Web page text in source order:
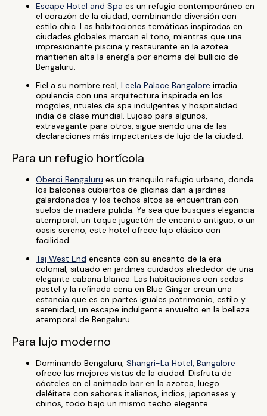
Escape Hotel and Spa es un refugio contemporáneo en
el corazón de la ciudad, combinando diversión con
estilo chic. Las habitaciones temáticas inspiradas en
ciudades globales marcan el tono, mientras que una
impresionante piscina y restaurante en la azotea
mantienen alta la energía por encima del bullicio de
Bengaluru.
Fiel a su nombre real, Leela Palace Bangalore irradia
opulencia con una arquitectura inspirada en los
mogoles, rituales de spa indulgentes y hospitalidad
india de clase mundial. Lujoso para algunos,
extravagante para otros, sigue siendo una de las
declaraciones más impactantes de lujo de la ciudad.
Para un refugio hortícola
Oberoi Bengaluru es un tranquilo refugio urbano, donde
los balcones cubiertos de glicinas dan a jardines
galardonados y los techos altos se encuentran con
suelos de madera pulida. Ya sea que busques elegancia
atemporal, un toque juguetón de encanto antiguo, o un
oasis sereno, este hotel ofrece lujo clásico con
facilidad.
Taj West End encanta con su encanto de la era
colonial, situado en jardines cuidados alrededor de una
elegante cabaña blanca. Las habitaciones con sedas
pastel y la refinada cena en Blue Ginger crean una
estancia que es en partes iguales patrimonio, estilo y
serenidad, un escape indulgente envuelto en la belleza
atemporal de Bengaluru.
Para lujo moderno
Dominando Bengaluru, Shangri-La Hotel, Bangalore
ofrece las mejores vistas de la ciudad. Disfruta de
cócteles en el animado bar en la azotea, luego
deléitate con sabores italianos, indios, japoneses y
chinos, todo bajo un mismo techo elegante.